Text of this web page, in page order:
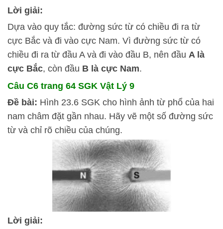
Lời giải:
Dựa vào quy tắc: đường sức từ có chiều đi ra từ
cực Bắc và đi vào cực Nam. Vì đường sức từ có
chiều đi ra từ đầu A và đi vào đầu B, nên đầu A là
cực Bắc, còn đầu B là cực Nam.
Câu C6 trang 64 SGK Vật Lý 9
Đề bài: Hình 23.6 SGK cho hình ảnh từ phổ của hai
nam châm đặt gần nhau. Hãy vẽ một số đường sức
từ và chỉ rõ chiều của chúng.
Lời giải: